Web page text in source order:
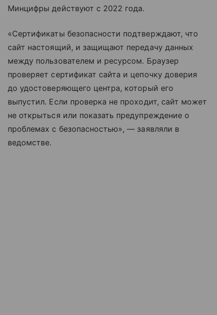
Минцифры действуют с 2022 года.
«Сертификаты безопасности подтверждают, что
сайт настоящий, и защищают передачу данных
между пользователем и ресурсом. Браузер
проверяет сертификат сайта и цепочку доверия
до удостоверяющего центра, который его
выпустил. Если проверка не проходит, сайт может
не открыться или показать предупреждение о
проблемах с безопасностью», — заявляли в
ведомстве.